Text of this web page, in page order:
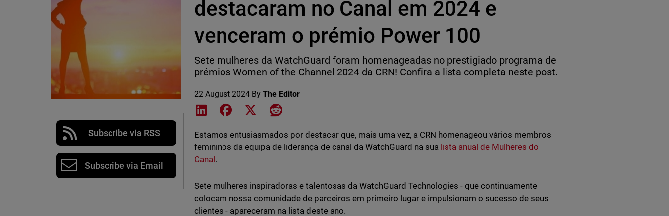
Subscribe via RSS
Subscribe via Email
destacaram no Canal em 2024 e
venceram o prémio Power 100
Sete mulheres da WatchGuard foram homenageadas no prestigiado programa de
prémios Women of the Channel 2024 da CRN! Confira a lista completa neste post.
22 August 2024 ByThe Editor
Share on LinkedIn
Share on Facebook
Share on XShare on Reddit
Estamos entusiasmados por destacar que, mais uma vez, a CRN homenageou vários membros
femininos da equipa de liderança de canal da WatchGuard na sua lista anual de Mulheres do
Canal .
Sete mulheres inspiradoras e talentosas da WatchGuard Technologies - que continuamente
colocam nossa comunidade de parceiros em primeiro lugar e impulsionam o sucesso de seus
clientes - apareceram na lista deste ano.